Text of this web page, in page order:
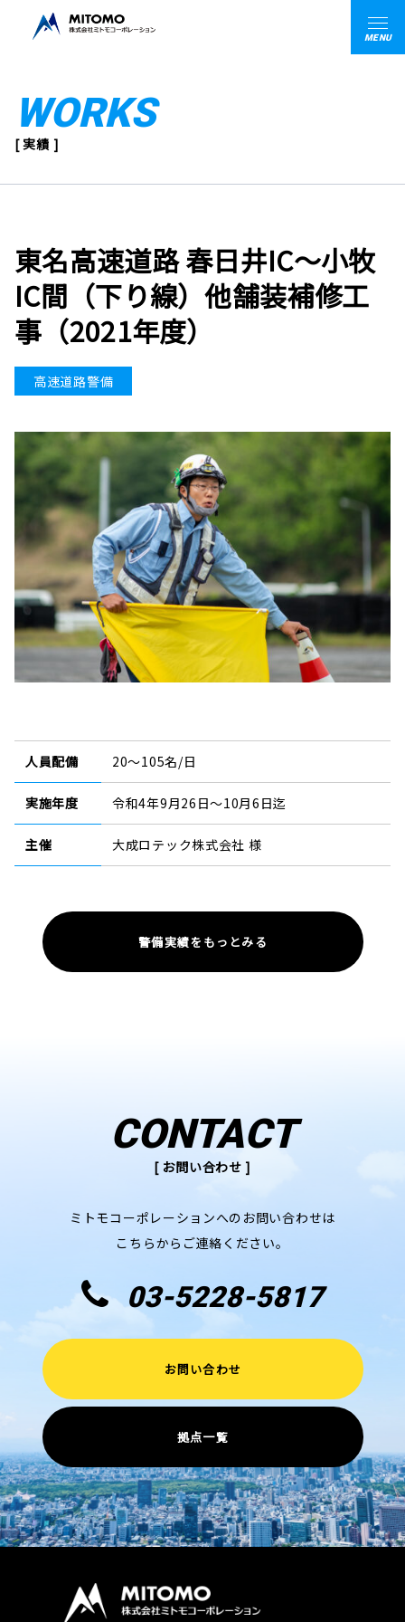
MENU
WORKS
[ 実績 ]
東名高速道路 春日井IC～小牧
IC間（下り線）他舗装補修工
事（2021年度）
高速道路警備
人員配備 20～105名/日
実施年度 令和4年9月26日～10月6日迄
主催 大成ロテック株式会社 様
警備実績をもっとみる
CONTACT
[ お問い合わせ ]
ミトモコーポレーションへのお問い合わせは
こちらからご連絡ください。
03-5228-5817
お問い合わせ
拠点一覧